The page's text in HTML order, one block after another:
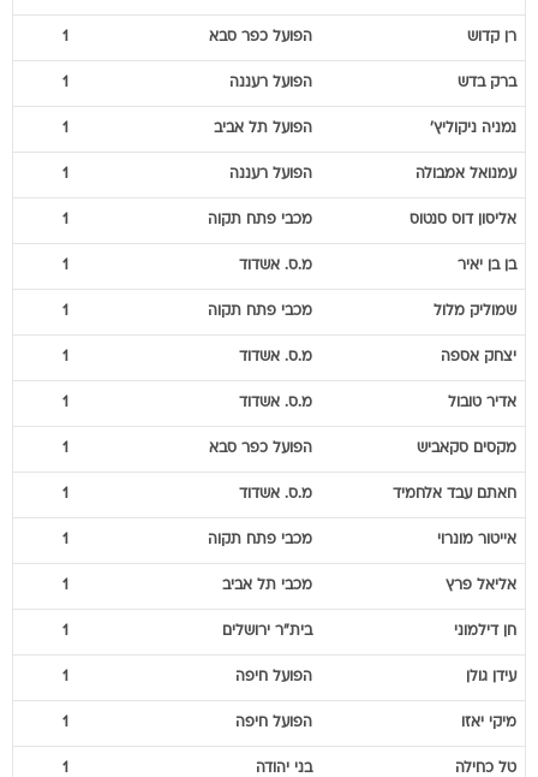
רן קדוש הפועל כפר סבא 1
ברק בדש הפועל רעננה 1
נמניה ניקוליץ' הפועל תל אביב 1
עמנואל אמבולה הפועל רעננה 1
אליסון דוס סנטוס מכבי פתח תקוה 1
בן בן יאיר מ.ס. אשדוד 1
שמוליק מלול מכבי פתח תקוה 1
יצחק אספה מ.ס. אשדוד 1
אדיר טובול מ.ס. אשדוד 1
מקסים סקאביש הפועל כפר סבא 1
חאתם עבד אלחמיד מ.ס. אשדוד 1
אייטור מונרוי מכבי פתח תקוה 1
אליאל פרץ מכבי תל אביב 1
חן דילמוני בית"ר ירושלים 1
עידן גולן הפועל חיפה 1
מיקי יאזו הפועל חיפה 1
טל כחילה בני יהודה 1